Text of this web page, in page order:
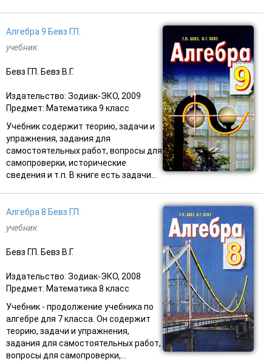
Алгебра 9 Бевз Г.П.
учебник
Бевз Г.П. Бевз В.Г.
Издательство: Зодиак-ЭКО, 2009
Предмет: Математика 9 класс
Учебник содержит теорию, задачи и
упражнения, задания для
самостоятельных работ, вопросы для
самопроверки, исторические
сведения и т.п. В книге есть задачи...
Алгебра 8 Бевз Г.П.
учебник
Бевз Г.П. Бевз В.Г.
Издательство: Зодиак-ЭКО, 2008
Предмет: Математика 8 класс
Учебник - продолжение учебника по
алгебре для 7 класса. Он содержит
теорию, задачи и упражнения,
задания для самостоятельных работ,
вопросы для самопроверки,...